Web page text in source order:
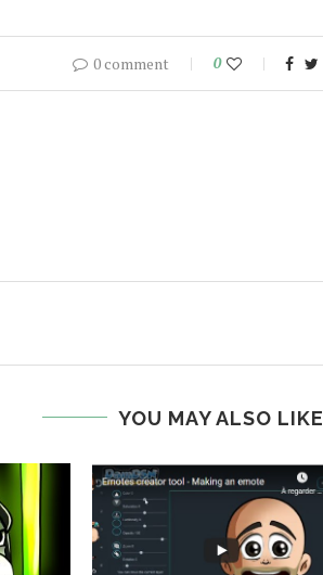
0 comment 0
YOU MAY ALSO LIKE